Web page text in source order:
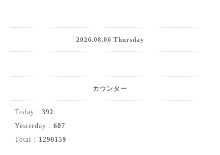
2026.08.06 Thursday
カウンター
Today : 392
Yesterday : 607
Total : 1298159